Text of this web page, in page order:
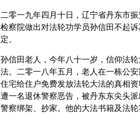
二零一九年四月十日，辽宁省丹东市
检察院做出对法轮功学员孙信田不起诉
定。
孙信田老人，今年八十一岁，信仰法轮
法。二零一八年五月，老人在一栋公安
住宅给住户免费发放法轮大法的真相资
遭一名退休警察恶告，被丹东东尖头派
警察绑架、抄家。他的大法书籍及法轮